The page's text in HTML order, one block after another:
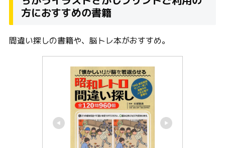
方におすすめの書籍
間違い探しの書籍や、脳トレ本がおすすめ。